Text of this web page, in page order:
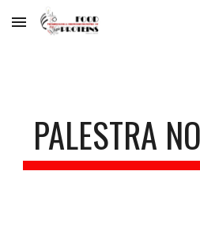
Skip to main content
PALESTRA